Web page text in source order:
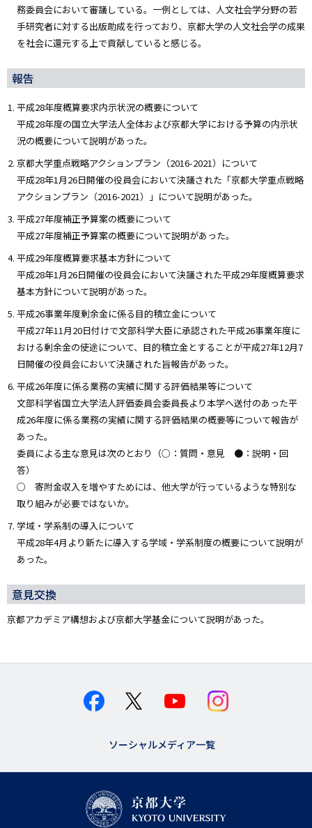
務委員会において審議している。一例としては、人文社会学分野の若
手研究者に対する出版助成を行っており、京都大学の人文社会学の成果
を社会に還元する上で貢献していると感じる。
報告
平成28年度概算要求内示状況の概要について
平成28年度の国立大学法人全体および京都大学における予算の内示状
況の概要について説明があった。
京都大学重点戦略アクションプラン（2016-2021）について
平成28年1月26日開催の役員会において決議された「京都大学重点戦略
アクションプラン（2016-2021）」について説明があった。
平成27年度補正予算案の概要について
平成27年度補正予算案の概要について説明があった。
平成29年度概算要求基本方針について
平成28年1月26日開催の役員会において決議された平成29年度概算要求
基本方針について説明があった。
平成26事業年度剰余金に係る目的積立金について
平成27年11月20日付けで文部科学大臣に承認された平成26事業年度に
おける剰余金の使途について、目的積立金とすることが平成27年12月7
日開催の役員会において決議された旨報告があった。
平成26年度に係る業務の実績に関する評価結果等について
文部科学省国立大学法人評価委員会委員長より本学へ送付のあった平
成26年度に係る業務の実績に関する評価結果の概要等について報告が
あった。
委員による主な意見は次のとおり（○：質問・意見 ●：説明・回
答）
○ 寄附金収入を増やすためには、他大学が行っているような特別な
取り組みが必要ではないか。
学域・学系制の導入について
平成28年4月より新たに導入する学域・学系制度の概要について説明が
あった。
意見交換
京都アカデミア構想および京都大学基金について説明があった。
ソーシャルメディア一覧